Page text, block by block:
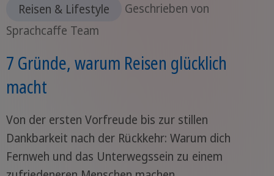
Reisen & Lifestyle
Geschrieben von
Sprachcaffe Team
7 Gründe, warum Reisen glücklich
macht
Von der ersten Vorfreude bis zur stillen
Dankbarkeit nach der Rückkehr: Warum dich
Fernweh und das Unterwegssein zu einem